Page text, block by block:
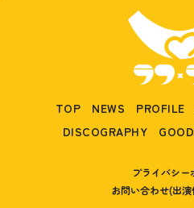
TOP NEWS PROFILE
DISCOGRAPHY
プライバシー
お問い合わせ(出